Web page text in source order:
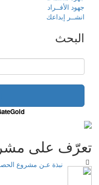
جهود الأفــراد
انشــر إبداعك
البحث
تعرّف على
نبذة عـن مشروع